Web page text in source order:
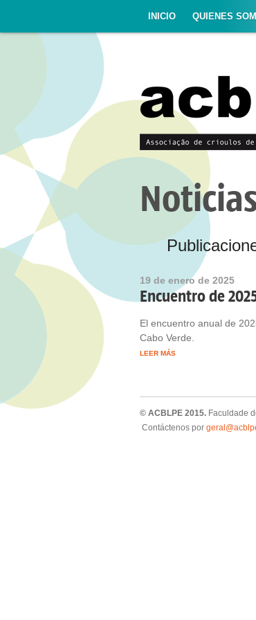
INICIO QUIENES
19 de enero de 2025
Encuentro de
El encuentro anual de
Cabo Verde.
LEER MÁS
© ACBLPE 2015. Faculdade
Contáctenos por